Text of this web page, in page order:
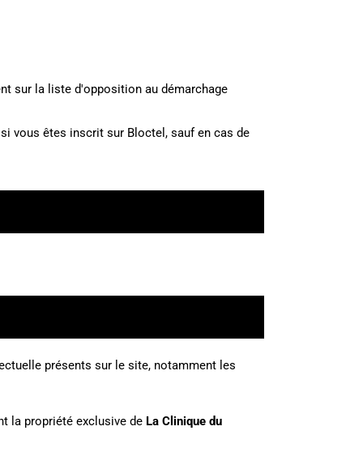
sur la liste d'opposition au démarchage
vous êtes inscrit sur Bloctel, sauf en cas de
présents sur le site, notamment les
la propriété exclusive de La Clinique du